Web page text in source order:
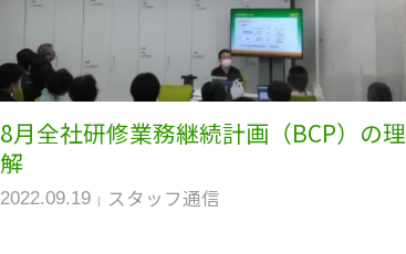
8月全社研修業務継続計画（BCP）の理
解
2022.09.19 スタッフ通信